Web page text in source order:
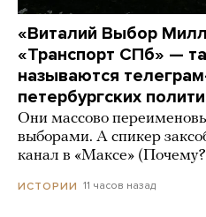
«Виталий Выбор
«Транспорт СПб» —
называются
петербургских
Они массово
выборами. А спикер
канал в «Максе»
ИСТОРИИ 11 часов назад